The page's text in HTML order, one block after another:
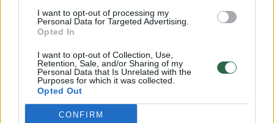
I want to opt-out of processing my
Personal Data for Targeted Advertising.
Opted In
I want to opt-out of Collection, Use,
Retention, Sale, and/or Sharing of my
Personal Data that Is Unrelated with the
Purposes for which it was collected.
Opted Out
CONFIRM
Laidos | Nauja diena
Nufilmavo, kaip patvino Vilniaus Vakarinis aplinkkelis:
vaizdas pribloškia
Žinios | Lietuvos diena